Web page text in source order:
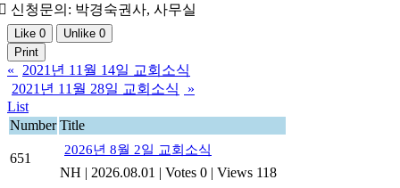
신청문의: 박경숙권사, 사무실
Like 0 Unlike 0
Print
«
2021년 11월 14일 교회소식
2021년 11월 28일 교회소식
»
List
Number Title
651
2026년 8월 2일 교회소식
NH | 2026.08.01 | Votes 0 | Views 118